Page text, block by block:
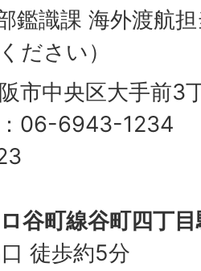
鑑識課 海外渡航
ださい）
市中央区大手前3
06-6943-1234
谷町線谷町四丁
徒歩約5分